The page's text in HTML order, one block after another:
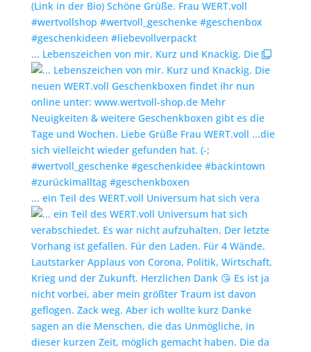
... Lebenszeichen von mir. Kurz und Knackig. Die
... ein Teil des WERT.voll Universum hat sich vera